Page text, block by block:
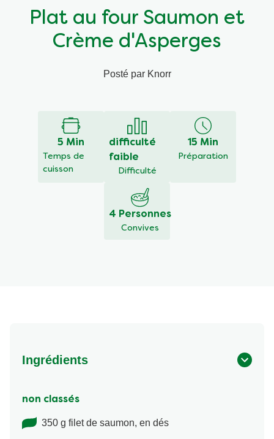
Végétarien
Occasions
Aides culinaires
Snackpots
Plat au four Saumon et
Crème d'Asperges
Posté par Knorr
5 Min
Temps de
cuisson
difficulté
faible
Difficulté
15 Min
Préparation
4 Personnes
Convives
Ingrédients
non classés
350 g filet de saumon, en dés